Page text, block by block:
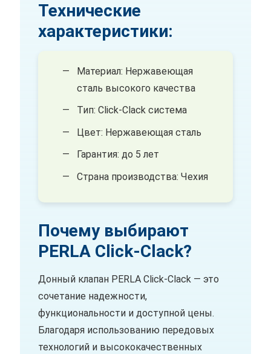
Технические
характеристики:
Материал: Нержавеющая
сталь высокого качества
Тип: Click-Clack система
Цвет: Нержавеющая сталь
Гарантия: до 5 лет
Страна производства: Чехия
Почему выбирают
PERLA Click-Clack?
Донный клапан PERLA Click-Clack — это
сочетание надежности,
функциональности и доступной цены.
Благодаря использованию передовых
технологий и высококачественных